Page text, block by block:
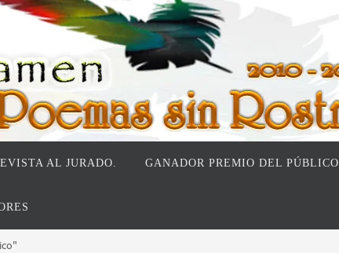
AL JURADO. GANADOR PREMIO DEL PÚBLICO